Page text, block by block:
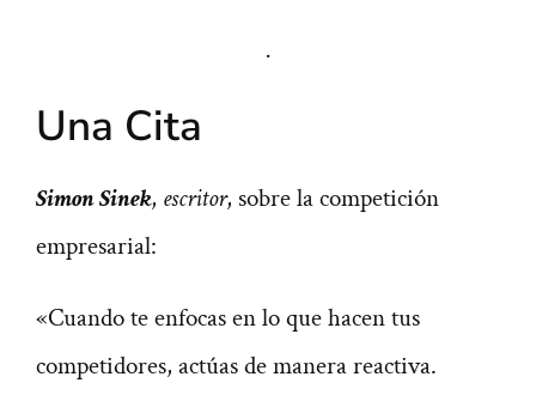
·
Una Cita
Simon Sinek, escritor, sobre la competición
empresarial:
«Cuando te enfocas en lo que hacen tus
competidores, actúas de manera reactiva.